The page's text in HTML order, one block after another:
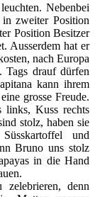
Nebenbei
zweiter Position
Position Besitzer
Ausserdem hat er
nach Europa
Tags drauf dürfen
kann ihrem
grosse Freude.
links, Kuss rechts
stolz, haben sie
und
Bruno uns stolz
in die Hand
denn